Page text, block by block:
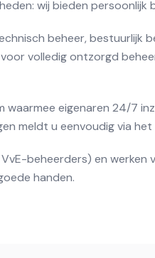
wij bieden persoonlijk
beheer, bestuurlijk
volledig ontzorgd
eigenaren 24/7
meldt u eenvoudig via
beheerders) en werken
handen.